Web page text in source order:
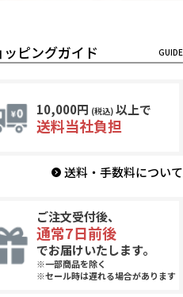
ッピングガイド
10,000円 (税込) 以上で
送料当社負担
送料・手数料について
ご注文受付後、
通常7日前後
でお届けいたします。
※一部商品を除く
※セール時は遅れる場合があります